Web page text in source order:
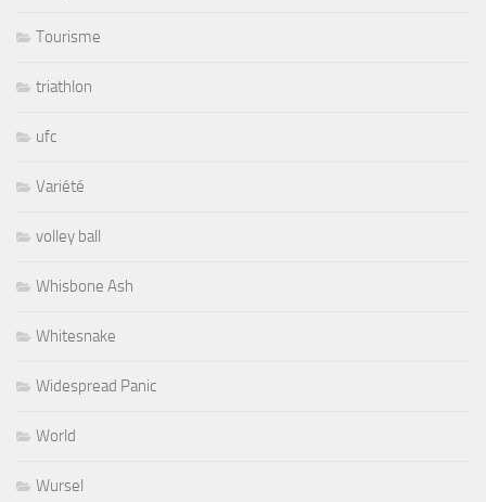
Tourisme
triathlon
ufc
Variété
volley ball
Whisbone Ash
Whitesnake
Widespread Panic
World
Wursel